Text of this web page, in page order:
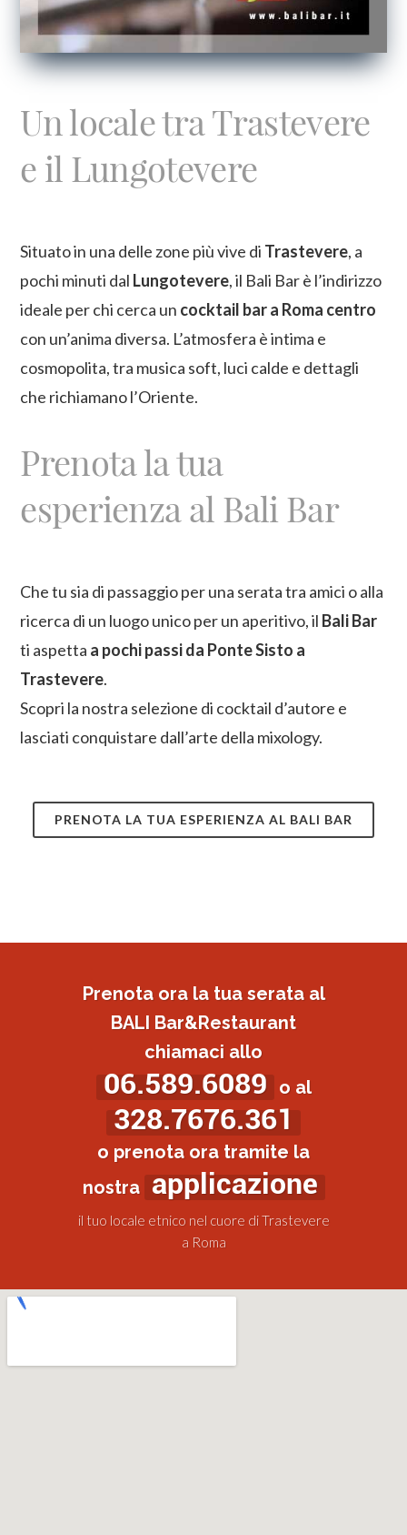
Un locale tra Trastevere
e il Lungotevere
Situato in una delle zone più vive di Trastevere, a
pochi minuti dal Lungotevere, il Bali Bar è l’indirizzo
ideale per chi cerca un cocktail bar a Roma centro
con un’anima diversa. L’atmosfera è intima e
cosmopolita, tra musica soft, luci calde e dettagli
che richiamano l’Oriente.
Prenota la tua
esperienza al Bali Bar
Che tu sia di passaggio per una serata tra amici o alla
ricerca di un luogo unico per un aperitivo, il Bali Bar
ti aspetta a pochi passi da Ponte Sisto a
Trastevere.
Scopri la nostra selezione di cocktail d’autore e
lasciati conquistare dall’arte della mixology.
PRENOTA LA TUA ESPERIENZA AL BALI BAR
Prenota ora la tua serata al
BALI Bar&Restaurant
chiamaci allo
06.589.6089 o al
328.7676.361
o prenota ora tramite la
nostra applicazione
il tuo locale etnico nel cuore di Trastevere
a Roma